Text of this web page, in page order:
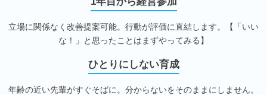
立場に関係なく改善提案可能。行動が評価に直結します。【「いい
な！」と思ったことはまずやってみる】
ひとりにしない育成
年齢の近い先輩がすぐそばに。分からないをそのままにしません。